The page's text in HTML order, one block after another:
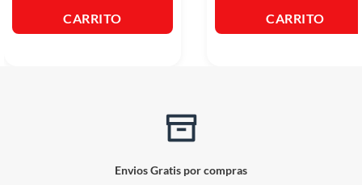
CARRITO CARRITO
Envios Gratis por compras